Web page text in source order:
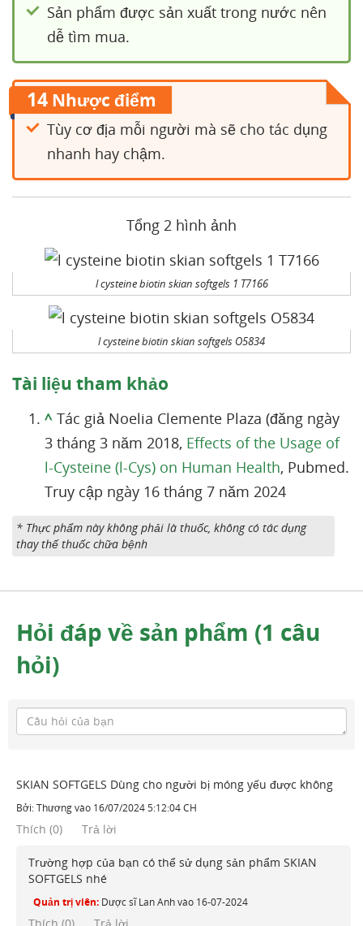
Sản phẩm được sản xuất trong nước nên
dễ tìm mua.
14 Nhược điểm
Tùy cơ địa mỗi người mà sẽ cho tác dụng
nhanh hay chậm.
Tổng 2 hình ảnh
l cysteine biotin skian softgels 1 T7166
l cysteine biotin skian softgels O5834
Tài liệu tham khảo
^ Tác giả Noelia Clemente Plaza (đăng ngày
3 tháng 3 năm 2018, Effects of the Usage of
l-Cysteine (l-Cys) on Human Health, Pubmed.
Truy cập ngày 16 tháng 7 năm 2024
* Thực phẩm này không phải là thuốc, không có tác dụng
thay thế thuốc chữa bệnh
Hỏi đáp về sản phẩm (1 câu
hỏi)
SKIAN SOFTGELS Dùng cho người bị móng yếu được không
Bởi:Thươngvào 16/07/2024 5:12:04 CH
Thích (0) Trả lời
Trường hợp của bạn có thể sử dụng sản phẩm SKIAN
SOFTGELS nhé
Quản trị viên: Dược sĩ Lan Anhvào 16-07-2024